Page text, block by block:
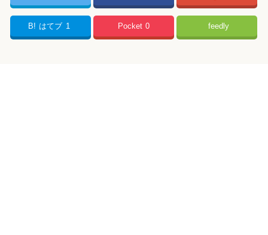
B! はてブ 1 Pocket 0 feedly